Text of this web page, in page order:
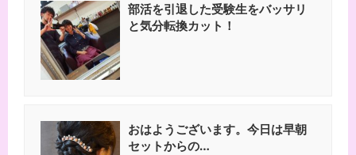
部活を引退した受験生をバッサリ
と気分転換カット！
おはようございます。今日は早朝
セットからの…